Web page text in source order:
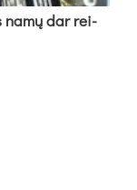
na­mų dar rei­